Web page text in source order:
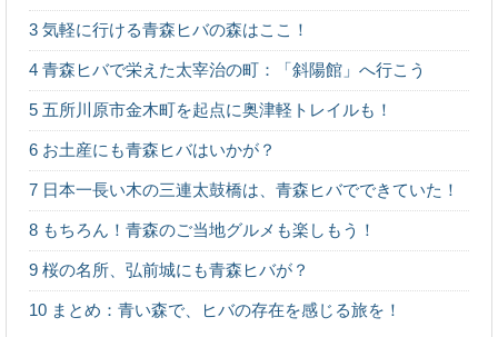
針葉樹と広葉樹の違いって何？森から木材ま
で比べてみました
知ですか？ 針葉樹と広葉樹は、いったい何が違...
椿の森と火山の絶景！伊豆大島の見どころま
とめ
東京から高速船に乗れば2時間足らずで行ける離島、伊豆
大島。 火山に温泉、美味しい海の幸など、椿...
荘厳な森へモリップ！高野山金剛峯寺奥の院
3 気軽に行ける青森ヒバの森はここ！
4 青森ヒバで栄えた太宰治の町：「斜陽館」へ行こう
5 五所川原市金木町を起点に奥津軽トレイルも！
6 お土産にも青森ヒバはいかが？
7 日本一長い木の三連太鼓橋は、青森ヒバでできていた！
8 もちろん！青森のご当地グルメも楽しもう！
9 桜の名所、弘前城にも青森ヒバが？
10 まとめ：青い森で、ヒバの存在を感じる旅を！